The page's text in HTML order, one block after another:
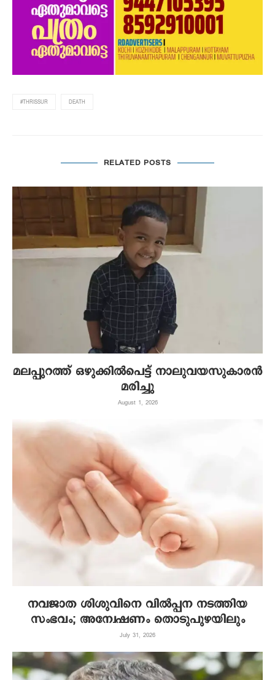
#THRISSUR DEATH
RELATED POSTS
മലപ്പുറത്ത് ഒഴുക്കിൽപെട്ട് നാലുവയസുകാരൻ
മരിച്ചു
August 1, 2026
നവജാത ശിശുവിനെ വില്‍പ്പന നടത്തിയ
സംഭവം; അന്വേഷണം തൊടുപുഴയിലും
July 31, 2026